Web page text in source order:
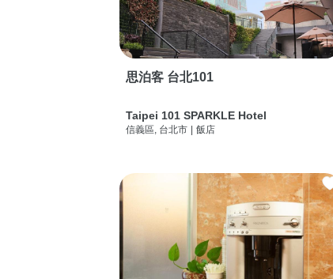
思泊客 台北101
Taipei 101 SPARKLE Hotel
信義區, 台北市 飯店